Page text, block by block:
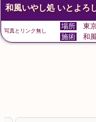
和風いやし処 いとよろ
写真とリンク無し
場所 東
施術 和